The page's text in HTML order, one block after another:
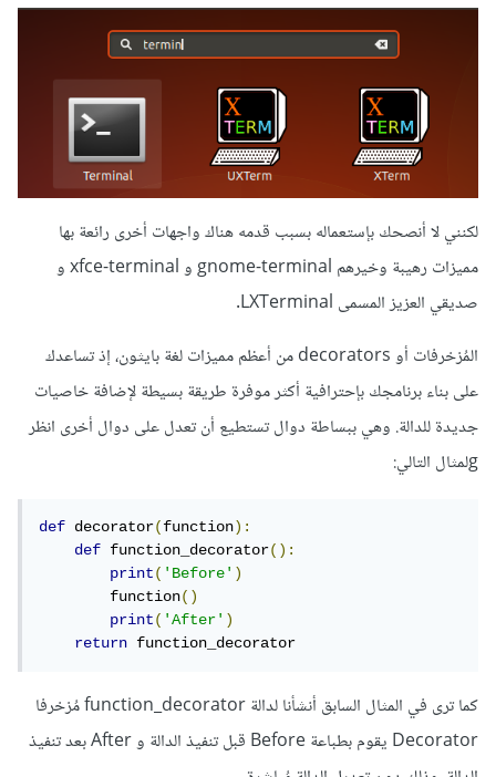
لكنني لا أنصحك بإستعماله بسبب قدمه هناك واجهات أخرى رائعة بها
مميزات رهيبة وخيرهم gnome-terminal و xfce-terminal و
صديقي العزيز المسمى LXTerminal.
المُزخرفات أو decorators من أعظم مميزات لغة بايثون، إذ تساعدك
على بناء برنامجك بإحترافية أكثر موفرة طريقة بسيطة لإضافة خاصيات
جديدة للدالة. وهي ببساطة دوال تستطيع أن تعدل على دوال أخرى انظر
gلمثال التالي:
def decorator(function):
def function_decorator():
print('Before')
        function
()
print('After')
return function_decorator
كما ترى في المثال السابق أنشأنا لدالة function_decorator مُزخرفا
Decorator يقوم بطباعة Before قبل تنفيذ الدالة و After بعد تنفيذ